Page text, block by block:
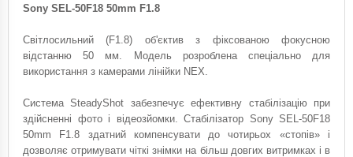
Sony SEL-50F18 50mm F1.8
Світлосильний (F1.8) об'єктив з фіксованою фокусною
відстанню 50 мм. Модель розроблена спеціально для
використання з камерами лінійки NEX.
Система SteadyShot забезпечує ефективну стабілізацію при
здійсненні фото і відеозйомки. Стабілізатор Sony SEL-50F18
50mm F1.8 здатний компенсувати до чотирьох «стопів» і
дозволяє отримувати чіткі знімки на більш довгих витримках і в